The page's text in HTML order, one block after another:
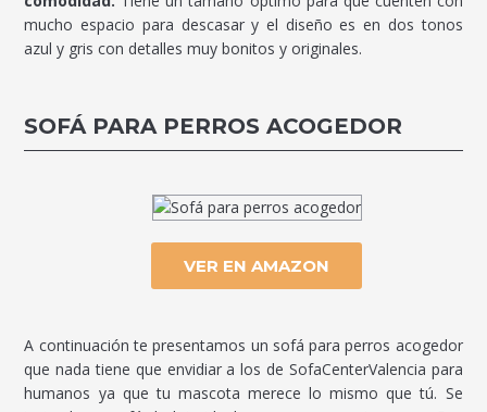
mucho espacio para descasar y el diseño es en dos tonos
azul y gris con detalles muy bonitos y originales.
SOFÁ PARA PERROS ACOGEDOR
VER EN AMAZON
A continuación te presentamos un sofá para perros acogedor
que nada tiene que envidiar a los de SofaCenterValencia para
humanos ya que tu mascota merece lo mismo que tú. Se